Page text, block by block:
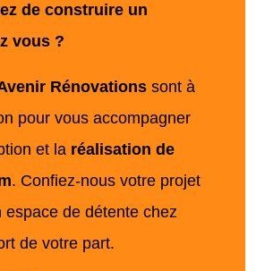
de construire un
vous ?
Rénovations sont à
pour vous accompagner
et la réalisation de
. Confiez-nous votre projet
espace de détente chez
de votre part.